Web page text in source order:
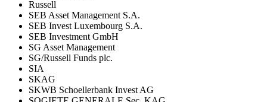
Russell
SEB Asset Management S.A.
SEB Invest Luxembourg S.A.
SEB Investment GmbH
SG Asset Management
SG/Russell Funds plc.
SIA
SKAG
SKWB Schoellerbank Invest AG